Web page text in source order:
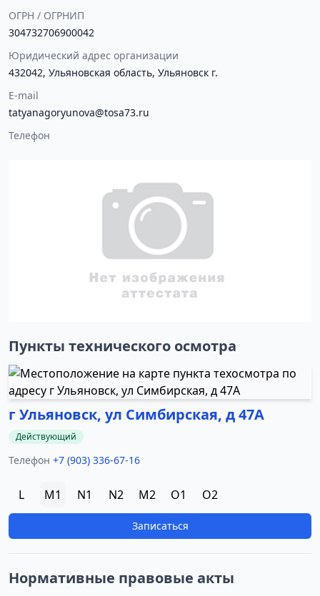
ОГРН / ОГРНИП
304732706900042
Юридический адрес организации
432042, Ульяновская область, Ульяновск г.
E-mail
tatyanagoryunova@tosa73.ru
Телефон
Пункты технического осмотра
г Ульяновск, ул Симбирская, д 47А
Действующий
Телефон +7 (903) 336-67-16
L M1 N1 N2 M2 O1 O2
Записаться
Нормативные правовые акты